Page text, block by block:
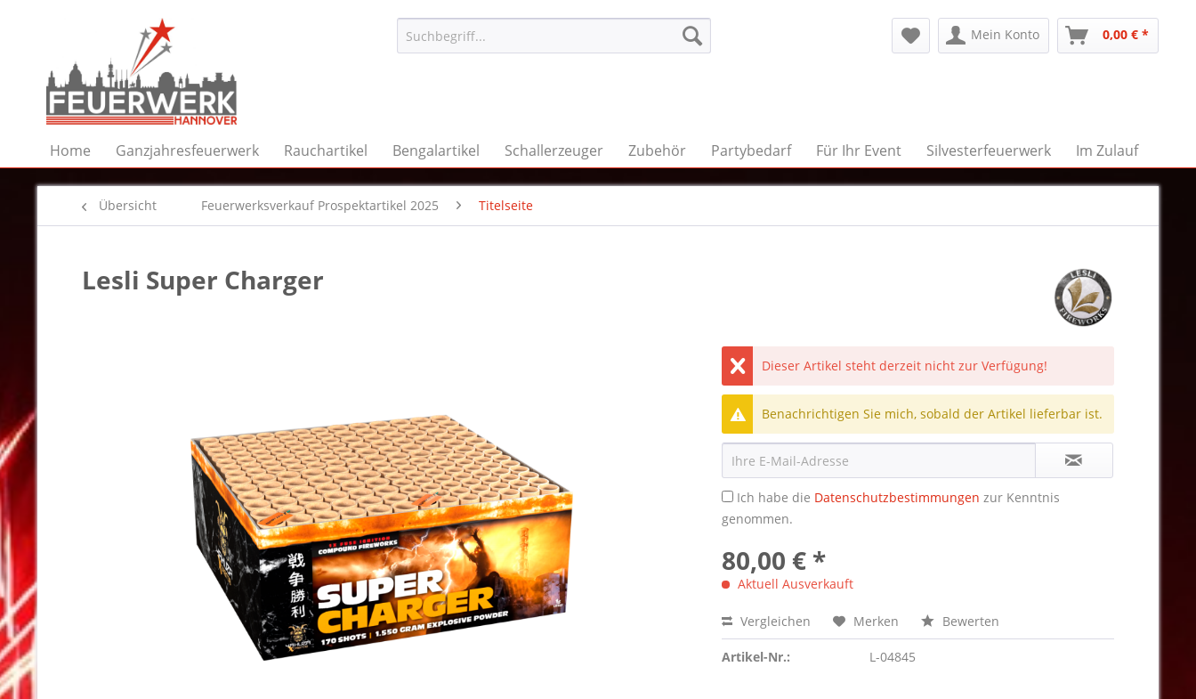
Mein Konto 0,00 € *
Home Ganzjahresfeuerwerk Rauchartikel Bengalartikel Schallerzeuger Zubehör Partybedarf Für Ihr Event Silvesterfeuerwerk Im Zulauf
Übersicht Feuerwerksverkauf Prospektartikel 2025 Titelseite
Lesli Super Charger
Dieser Artikel steht derzeit nicht zur Verfügung!
Benachrichtigen Sie mich, sobald der Artikel lieferbar ist.
Ich habe die Datenschutzbestimmungen zur Kenntnis
genommen.
80,00 € *
Aktuell Ausverkauft
Vergleichen Merken Bewerten
Artikel-Nr.: L-04845